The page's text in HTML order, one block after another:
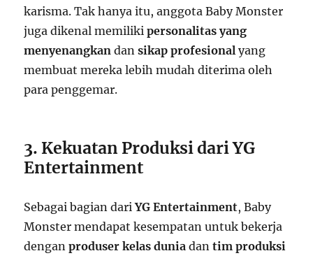
karisma. Tak hanya itu, anggota Baby Monster
juga dikenal memilikipersonalitas yang
menyenangkan dansikap profesional yang
membuat mereka lebih mudah diterima oleh
para penggemar.
3. Kekuatan Produksi dari YG
Entertainment
Sebagai bagian dariYG Entertainment, Baby
Monster mendapat kesempatan untuk bekerja
denganproduser kelas dunia dantim produksi